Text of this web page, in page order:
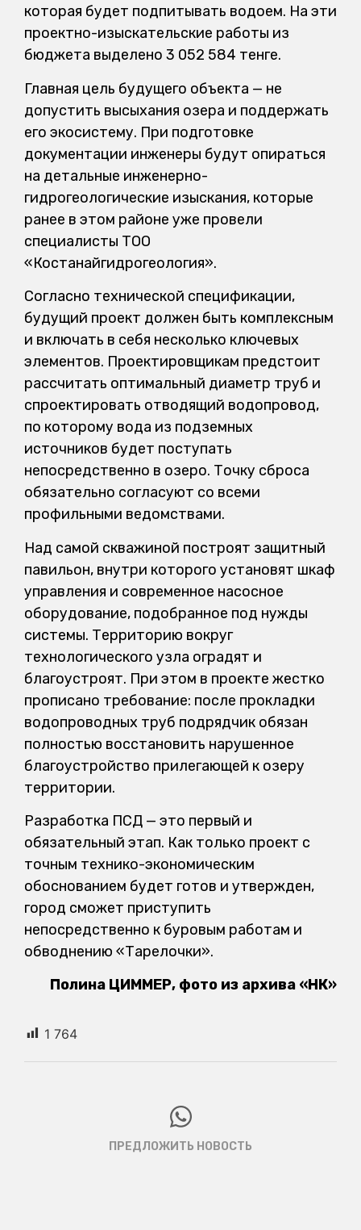
которая будет подпитывать водоем. На эти
проектно-изыскательские работы из
бюджета выделено 3 052 584 тенге.
Главная цель будущего объекта — не
допустить высыхания озера и поддержать
его экосистему. При подготовке
документации инженеры будут опираться
на детальные инженерно-
гидрогеологические изыскания, которые
ранее в этом районе уже провели
специалисты ТОО
«Костанайгидрогеология».
Согласно технической спецификации,
будущий проект должен быть комплексным
и включать в себя несколько ключевых
элементов. Проектировщикам предстоит
рассчитать оптимальный диаметр труб и
спроектировать отводящий водопровод,
по которому вода из подземных
источников будет поступать
непосредственно в озеро. Точку сброса
обязательно согласуют со всеми
профильными ведомствами.
Над самой скважиной построят защитный
павильон, внутри которого установят шкаф
управления и современное насосное
оборудование, подобранное под нужды
системы. Территорию вокруг
технологического узла оградят и
благоустроят. При этом в проекте жестко
прописано требование: после прокладки
водопроводных труб подрядчик обязан
полностью восстановить нарушенное
благоустройство прилегающей к озеру
территории.
Разработка ПСД — это первый и
обязательный этап. Как только проект с
точным технико-экономическим
обоснованием будет готов и утвержден,
город сможет приступить
непосредственно к буровым работам и
обводнению «Тарелочки».
Полина ЦИММЕР, фото из архива «НК»
1 764
ПРЕДЛОЖИТЬ НОВОСТЬ